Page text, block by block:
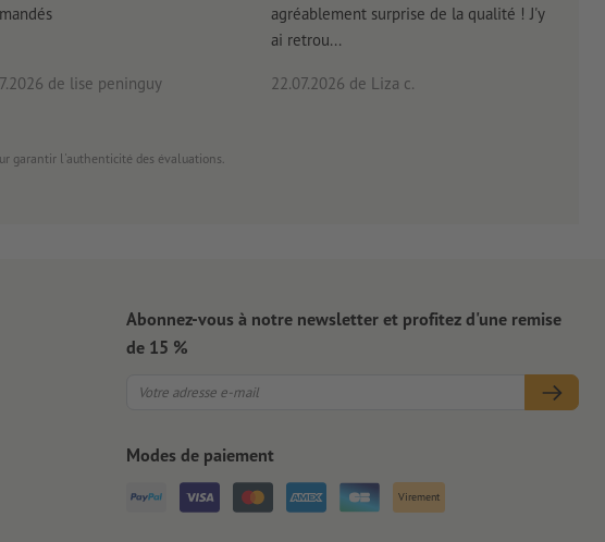
de lise peninguy
agréablement surprise de la qualité ! J'y
ai retrou...
22.07.2026 de Liza c.
garantir l'authenticité des évaluations.
Abonnez-vous à notre newsletter et profitez d'une remise
de 15 %
Modes de paiement
Virement